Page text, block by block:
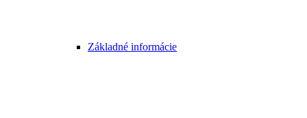
Základné informácie